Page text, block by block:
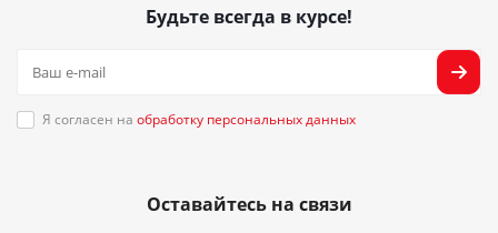
Будьте всегда в курсе!
Я согласен на обработку персональных данных
Оставайтесь на связи